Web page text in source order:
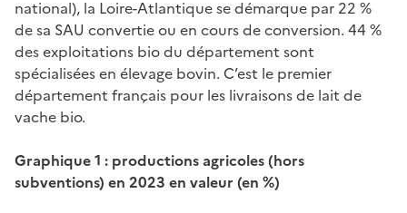
national), la Loire-Atlantique se démarque par 22 %
de sa SAU convertie ou en cours de conversion. 44 %
des exploitations bio du département sont
spécialisées en élevage bovin. C’est le premier
département français pour les livraisons de lait de
vache bio.
Graphique 1 : productions agricoles (hors
subventions) en 2023 en valeur (en %)